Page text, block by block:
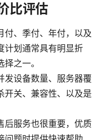
比评估
付、季付、年付，以及
计划通常具有明显折
之一。
发设备数量、服务器覆
开关、兼容性、以及是
后服务也很重要，优质